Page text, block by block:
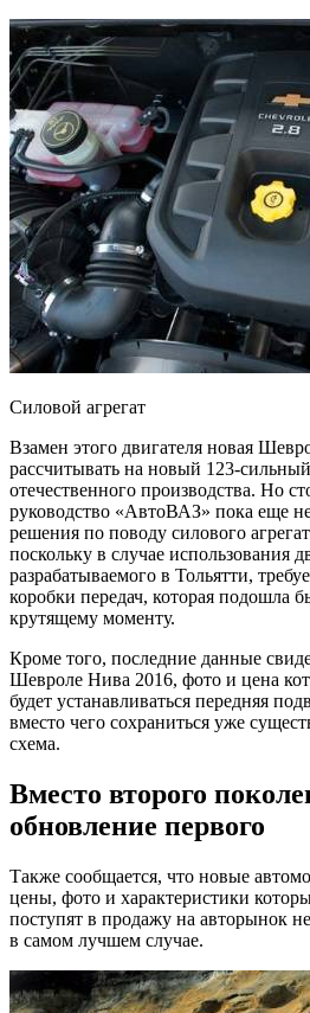
Силовой агрегат
Взамен этого двигателя новая
рассчитывать на новый 123-
отечественного производства. Но
руководство «АвтоВАЗ» пока еще
решения по поводу силового
поскольку в случае использования
разрабатываемого в Тольятти,
коробки передач, которая подошла
крутящему моменту.
Кроме того, последние данные
Шевроле Нива 2016, фото и цена
будет устанавливаться передняя
вместо чего сохраниться уже
схема.
Вместо второго
обновление первого
Также сообщается, что новые
цены, фото и характеристики
поступят в продажу на авторынок
в самом лучшем случае.